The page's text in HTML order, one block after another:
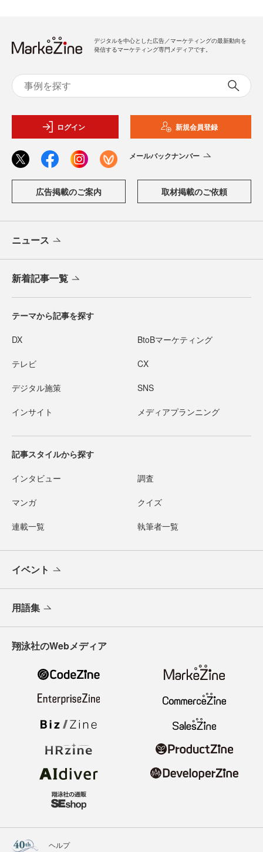
デジタルを中心とした広告／マーケティングの最新動向を
発信するマーケティング専門メディアです。
ログイン 新規会員登録
メールバックナンバー
広告掲載のご案内 取材掲載のご依頼
ニュース
新着記事一覧
テーマから記事を探す
DX BtoBマーケティング
テレビ CX
デジタル施策 SNS
インサイト メディアプランニング
記事スタイルから探す
インタビュー 調査
マンガ クイズ
連載一覧 執筆者一覧
イベント
用語集
翔泳社のWebメディア
ヘルプ